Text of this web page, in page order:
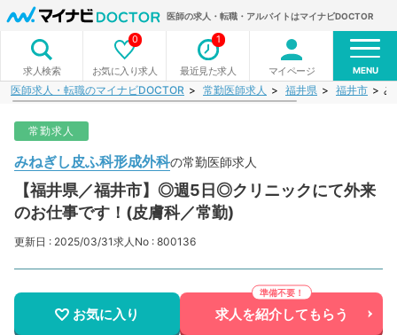
医師の求人・転職・アルバイトはマイナビDOCTOR
求人検索 お気に入り求人
0
最近見た求人
1
マイページ MENU
医師求人・転職のマイナビDOCTOR 常勤医師求人 福井県 福井市 み
常勤求人
みねぎし皮ふ科形成外科の常勤医師求人
【福井県／福井市】◎週5日◎クリニックにて外来
のお仕事です！(皮膚科／常勤)
更新日 : 2025/03/31求人No : 800136
お気に入り 求人を紹介してもらう